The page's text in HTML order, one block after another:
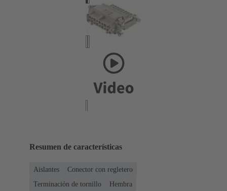
Resumen de características
Aislantes
Conector con regletero
Terminación de tornillo
Hembra